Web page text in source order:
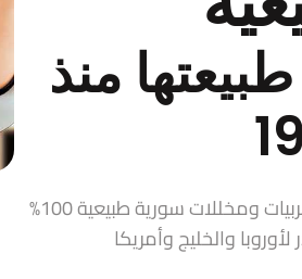
منذ
قمر الدين، زيت زيتون، حلاوة طحينية، مربيات ومخللات سورية طبيعية 100%